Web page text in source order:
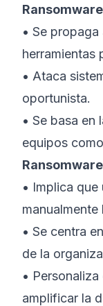
• Se
herramientas
• Ataca
oportunista.
• Se basa
equipos
• Implica
• Se centra
de la
•
amplificar la